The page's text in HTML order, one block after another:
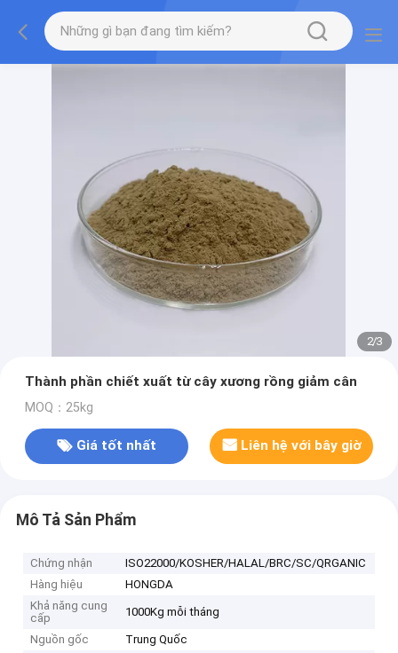
2/3
Thành phần chiết xuất từ ​​cây xương rồng giảm cân
MOQ：25kg
Giá tốt nhất Liên hệ với bây giờ
Mô Tả Sản Phẩm
Chứng nhận
ISO22000/KOSHER/HALAL/BRC/SC/QRGANIC
Hàng hiệu
HONGDA
Khả năng cung
cấp
1000Kg mỗi tháng
Nguồn gốc
Trung Quốc